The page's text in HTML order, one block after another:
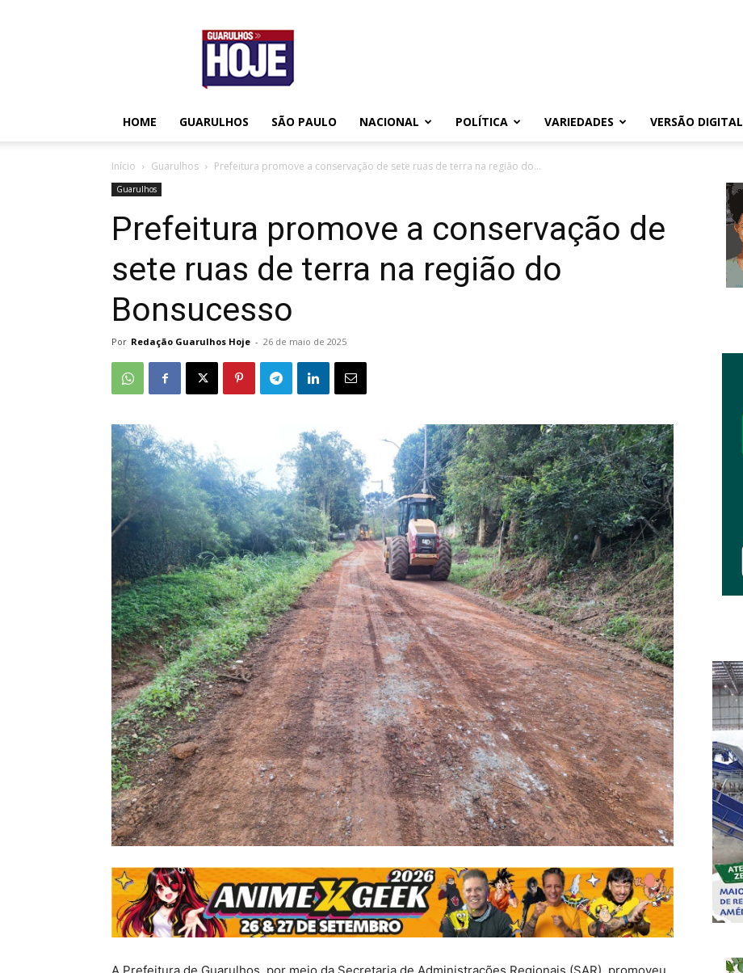
Guarulhos
Hoje
HOME GUARULHOS SÃO PAULO NACIONAL POLÍTICA VARIEDADES VERSÃO DIGITAL
Início Guarulhos Prefeitura promove a conservação de sete ruas de terra na região do...
Guarulhos
Prefeitura promove a conservação de
sete ruas de terra na região do
Bonsucesso
Por Redação Guarulhos Hoje - 26 de maio de 2025